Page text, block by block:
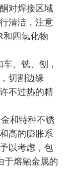
对焊接区域
清洁，注意
和四氯化物
、铣、刨，
切割边缘
不过热的精
和特种不锈
高的膨胀系
以考虑，包
于熔融金属的